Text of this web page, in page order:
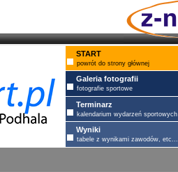
START
powrót do strony głównej
Galeria fotografii
fotografie sportowe
Terminarz
kalendarium wydarzeń sportowych
Wyniki
tabele z wynikami zawodów, etc...